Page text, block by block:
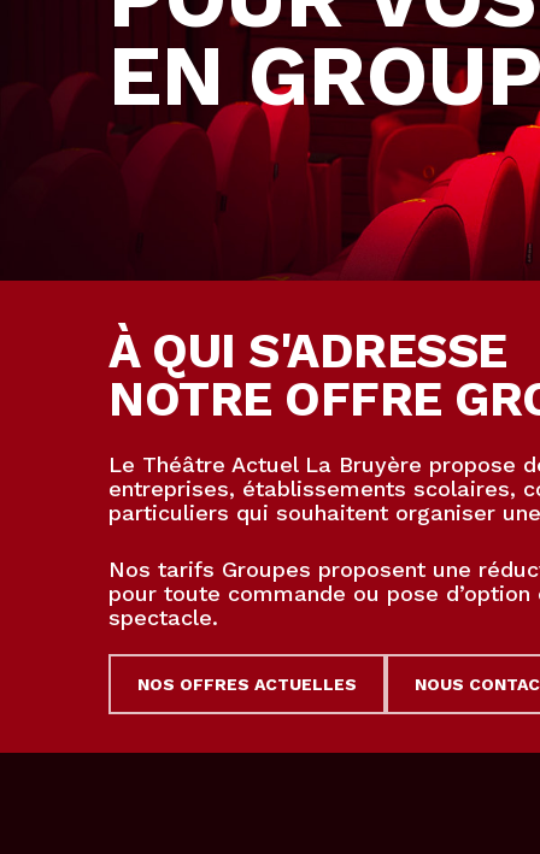
EN
À QUI S'ADRESSE
NOTRE OFFRE
Le Théâtre Actuel La Bruyère propose
entreprises, établissements scolaires,
particuliers qui souhaitent organiser
Nos tarifs Groupes proposent une
pour toute commande ou pose
spectacle.
NOS OFFRES ACTUELLES NOUS